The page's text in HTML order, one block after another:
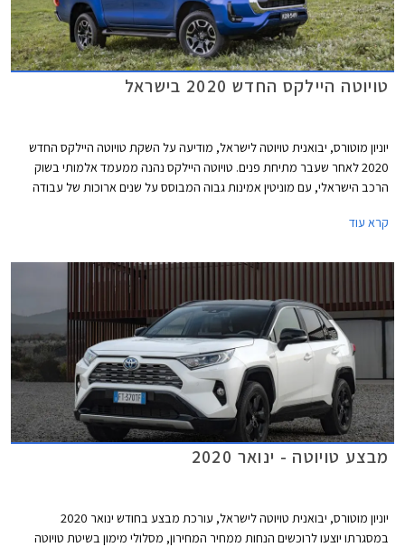
טויוטה היילקס החדש 2020 בישראל
יוניון מוטורס, יבואנית טויוטה לישראל, מודיעה על השקת טויוטה היילקס החדש
2020 לאחר שעבר מתיחת פנים. טויוטה היילקס נהנה ממעמד אלמותי בשוק
הרכב הישראלי, עם מוניטין אמינות גבוה המבוסס על שנים ארוכות של עבודה
קרא עוד
מבצע טויוטה - ינואר 2020
יוניון מוטורס, יבואנית טויוטה לישראל, עורכת מבצע בחודש ינואר 2020
במסגרתו יוצעו לרוכשים הנחות ממחיר המחירון, מסלולי מימון בשיטת טויוטה